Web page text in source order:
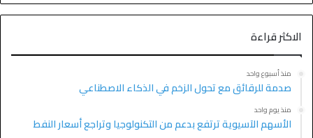
الاكثر قراءة
منذ أسبوع واحد
صدمة للرقائق مع تحول الزخم في الذكاء الاصطناعي
منذ يوم واحد
الأسهم الآسيوية ترتفع بدعم من التكنولوجيا وتراجع أسعار النفط